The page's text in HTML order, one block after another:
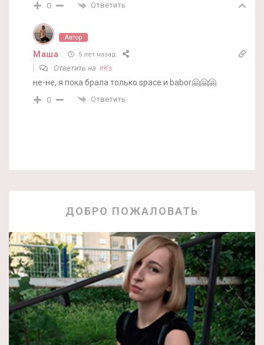
0 Ответить
Автор
Маша 5 лет назад
Ответить на IrKs
не-не, я пока брала только space и babor🤗🤗🤗
0 Ответить
ДОБРО ПОЖАЛОВАТЬ